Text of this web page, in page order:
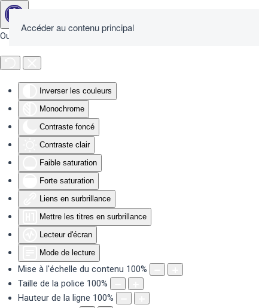
Outils d'accessibilité
Inverser les couleurs
Monochrome
Contraste foncé
Contraste clair
Faible saturation
Forte saturation
Liens en surbrillance
Mettre les titres en surbrillance
Lecteur d'écran
Mode de lecture
Mise à l'échelle du contenu 100%
Taille de la police 100%
Hauteur de la ligne 100%
Accéder au contenu principal